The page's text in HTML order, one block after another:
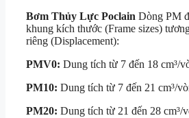
Bơm Thủy Lực Poclain Dòng PM
khung kích thước (Frame sizes)
riêng (Displacement):
PMV0: Dung tích từ 7 đến 18 cm³/
PM10: Dung tích từ 7 đến 21 cm³/
PM20: Dung tích từ 21 đến 28 cm³/